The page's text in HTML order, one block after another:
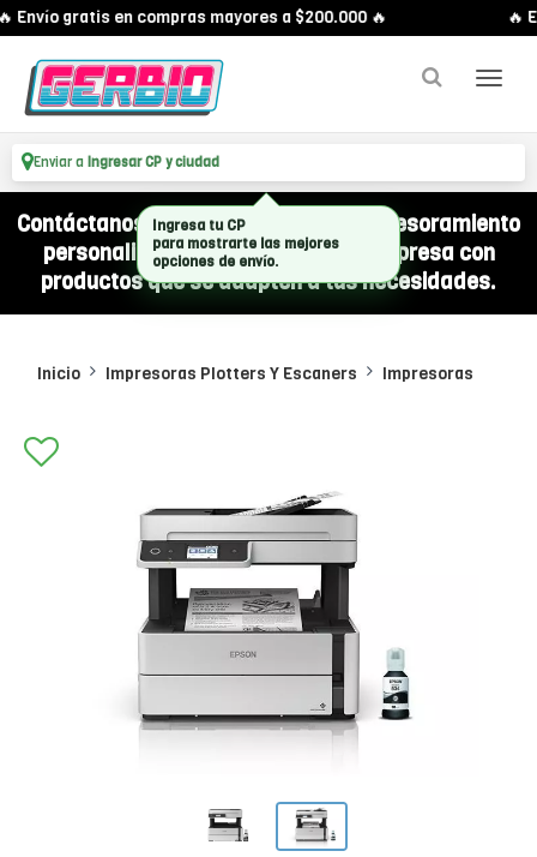
Envío gratis en compras mayores a $200.000 🔥 🔥
Enviar a Ingresar CP y ciudad
Contáctanos por WhatsApp y recibí asesoramiento
personalizado para equipar a tu empresa con
productos que se adapten a tus necesidades.
Inicio Impresoras Plotters Y Escaners Impresoras
Ingresa tu CP
para mostrarte las mejores
opciones de envío.